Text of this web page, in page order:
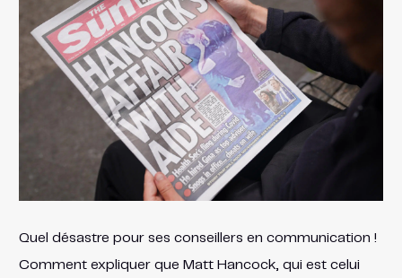
Quel désastre pour ses conseillers en communication !
Comment expliquer que Matt Hancock, qui est celui